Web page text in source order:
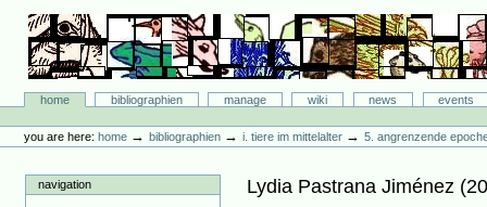
content.
navigation
Bibliographie-Portal
Sectionshome bibliographien manage wiki news
events
tools
you are here: home →bibliographien →i. tiere im mittelalter →5. angrenzende
navigation Lydia Pastrana Jiménez (